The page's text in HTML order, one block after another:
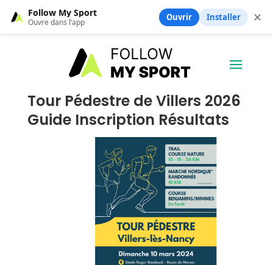
Tour Pédestre de Villers 2026
Guide Inscription Résultats
Follow My Sport
Ouvre dans l’app Ouvrir Installer ✕